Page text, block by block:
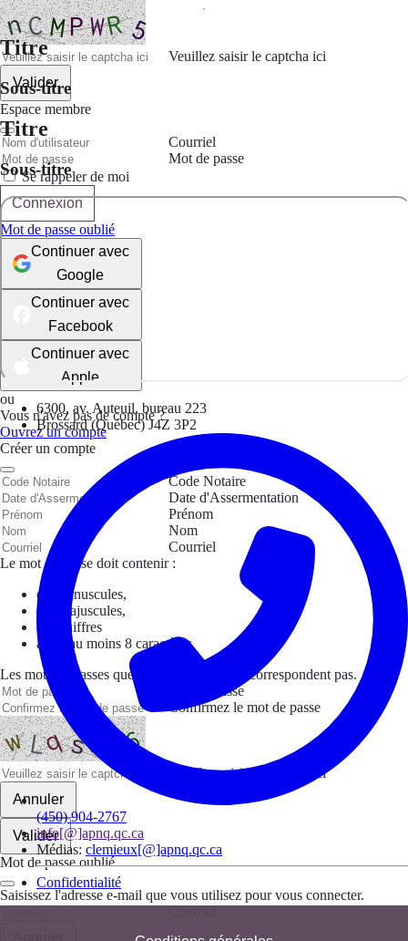
Titre
Sous-titre
Titre
Sous-titre
6300, av. Auteuil, bureau 223
Brossard (Québec) J4Z 3P2
(450) 904-2767
info[@]apnq.qc.ca
Médias: clemieux[@]apnq.qc.ca
Confidentialité
Veuillez saisir le captcha ici
Valider
Espace membre
Courriel
Mot de passe
Se rappeler de moi
Connexion
Mot de passe oublié
Continuer avec
Google
Continuer avec
Facebook
Continuer avec
Apple
ou
Vous n'avez pas de compte ?
Ouvrez un compte
Créer un compte
Code Notaire
Date d'Assermentation
Prénom
Nom
Courriel
Le mot de passe doit contenir :
des minuscules,
des majuscules,
des chiffres
avoir au moins 8 caractères
Les mots de passes que vous avez saisis ne correspondent pas.
Mot de passe
Confirmez le mot de passe
Veuillez saisir le captcha ici
Annuler
Valider
Mot de passe oublié
Saisissez l'adresse e-mail que vous utilisez pour vous connecter.